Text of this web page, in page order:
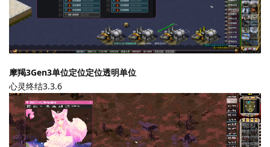
摩羯3Gen3单位定位定位透明单位
心灵终结3.3.6